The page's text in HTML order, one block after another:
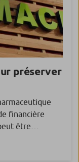
préserver
financière
être
2) à la